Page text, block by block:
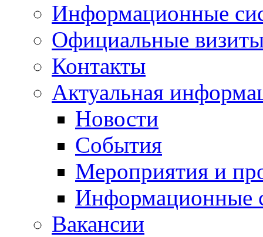
Информационные
Официальные
Контакты
Актуальная
Новости
События
Мероприятия и
Информационные
Вакансии